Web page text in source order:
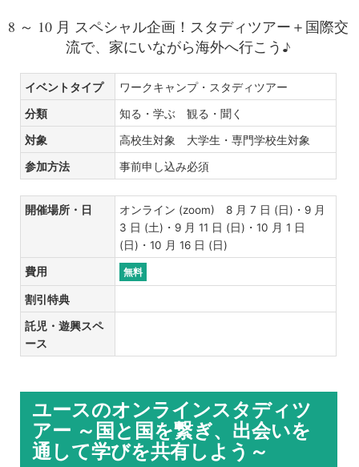
8 ～ 10 月 スペシャル企画！スタディツアー＋国際交
流で、家にいながら海外へ行こう♪
イベントタイプ ワークキャンプ・スタディツアー
分類 知る・学ぶ 観る・聞く
対象 高校生対象 大学生・専門学校生対象
参加方法 事前申し込み必須
開催場所・日
オンライン (zoom) 8 月 7 日 (日)・9 月
3 日 (土)・9 月 11 日 (日)・10 月 1 日
(日)・10 月 16 日 (日)
費用 無料
割引特典
託児・遊興スペ
ース
ユースのオンラインスタディツ
アー ～国と国を繋ぎ、出会いを
通して学びを共有しよう～